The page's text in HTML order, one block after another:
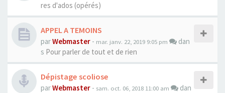
res d'ados (opérés)
APPEL A TEMOINS
parWebmaster - mar. janv. 22, 2019 9:05 pm
dan
s Pour parler de tout et de rien
Dépistage scoliose
parWebmaster - sam. oct. 06, 2018 11:00 am
dan